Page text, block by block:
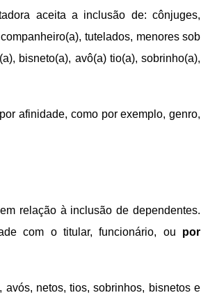
aceita a inclusão de: cônjuges,
tutelados, menores sob
bisneto(a), avô(a) tio(a), sobrinho(a),
afinidade, como por exemplo, genro,
relação à inclusão de dependentes.
com o titular, funcionário, ou por
netos, tios, sobrinhos, bisnetos e